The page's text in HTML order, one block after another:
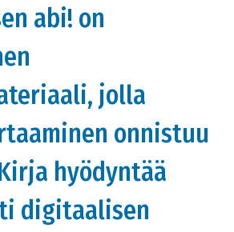
abi! on
jolla
onnistuu
hyödyntää
digitaalisen